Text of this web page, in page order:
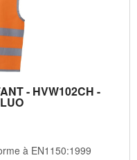
- HVW102CH -
à EN1150:1999